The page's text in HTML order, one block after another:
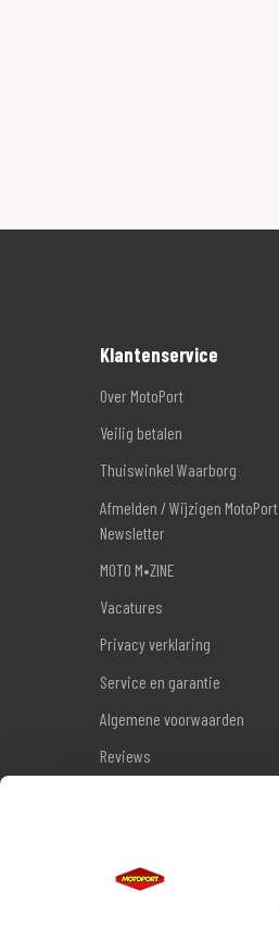
Klantenservice
Over MotoPort
Veilig betalen
Thuiswinkel Waarborg
Afmelden / Wijzigen MotoPort
Newsletter
MOTO M•ZINE
Vacatures
Privacy verklaring
Service en garantie
Algemene voorwaarden
Reviews